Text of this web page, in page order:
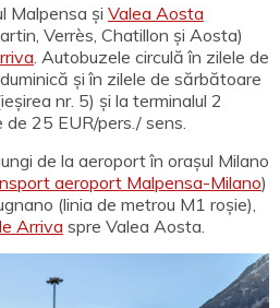
Malpensa și Valea Aosta
Verrès, Chatillon și Aosta)
. Autobuzele circulă în zilele de
și în zilele de sărbătoare
nr. 5) și la terminalul 2
25 EUR/pers./ sens.
de la aeroport în orașul Milano
aeroport Malpensa-Milano)
(linia de metrou M1 roșie),
Arriva spre Valea Aosta.